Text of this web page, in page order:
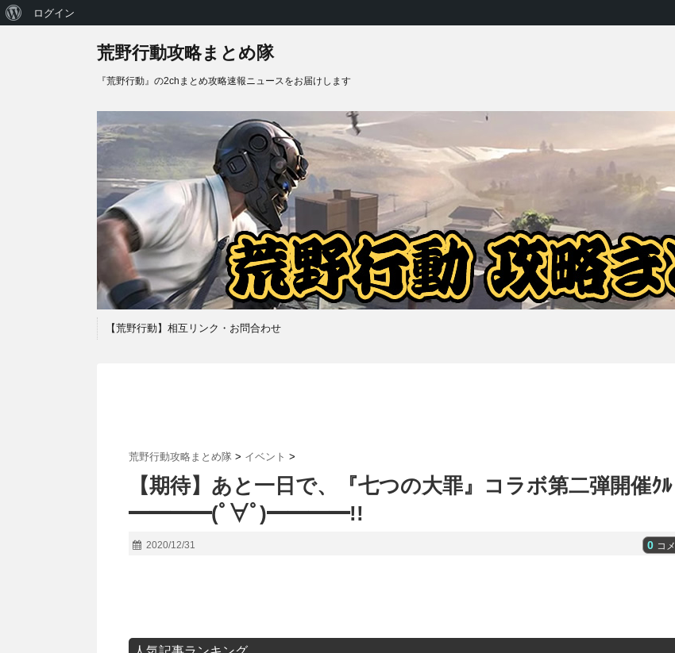
荒野行動攻略まとめ隊
『荒野行動』の2chまとめ攻略速報ニュースをお届けします
【荒野行動】相互リンク・お問合わせ
荒野行動攻略まとめ隊 > イベント >
【期待】あと一日で、『七つの大罪』コラボ第二弾開催ｸﾙ
━━━━(ﾟ∀ﾟ)━━━━!!
2020/12/31 0 コメ
WordPress
ログイン